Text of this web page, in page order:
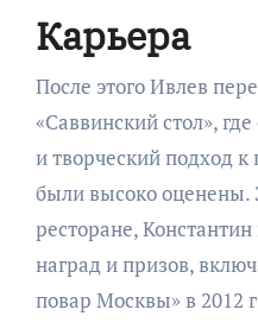
Карьера
После этого Ивлев
«Саввинский стол»,
и творческий подход
были высоко оценены.
ресторане,
наград и призов,
повар Москвы» в 2012